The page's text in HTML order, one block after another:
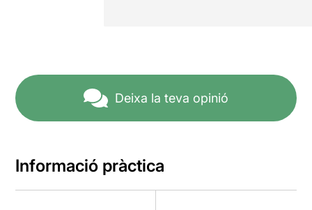
Deixa la teva opinió
Informació pràctica